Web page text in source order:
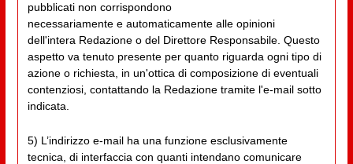
pubblicati non corrispondono
necessariamente e automaticamente alle opinioni
dell'intera Redazione o del Direttore Responsabile. Questo
aspetto va tenuto presente per quanto riguarda ogni tipo di
azione o richiesta, in un'ottica di composizione di eventuali
contenziosi, contattando la Redazione tramite l'e-mail sotto
indicata.
5) L’indirizzo e-mail ha una funzione esclusivamente
tecnica, di interfaccia con quanti intendano comunicare